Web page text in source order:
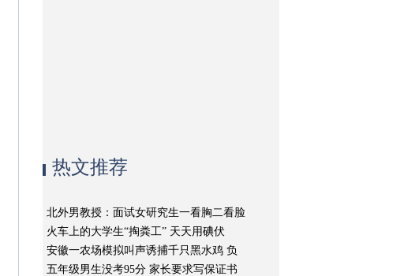
热文推荐
北外男教授：面试女研究生一看胸二看脸
火车上的大学生“掏粪工” 天天用碘伏
安徽一农场模拟叫声诱捕千只黑水鸡 负
五年级男生没考95分 家长要求写保证书